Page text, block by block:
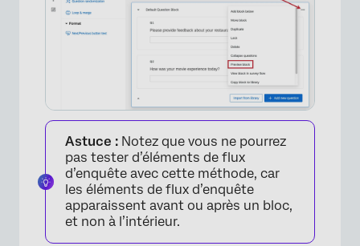
Astuce : Notez que vous ne pourrez
pas tester d’éléments de flux
d’enquête avec cette méthode, car
les éléments de flux d’enquête
apparaissent avant ou après un bloc,
et non à l’intérieur.